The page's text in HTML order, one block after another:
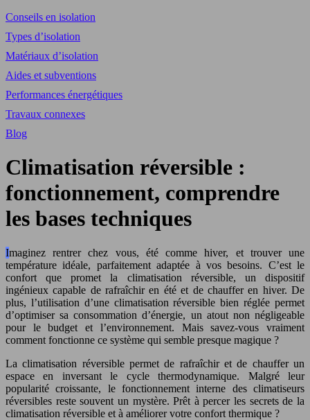
Conseils en isolation
Types d’isolation
Matériaux d’isolation
Aides et subventions
Performances énergétiques
Travaux connexes
Blog
Climatisation réversible :
fonctionnement, comprendre
les bases techniques
Imaginez rentrer chez vous, été comme hiver, et trouver une
température idéale, parfaitement adaptée à vos besoins. C’est le
confort que promet la climatisation réversible, un dispositif
ingénieux capable de rafraîchir en été et de chauffer en hiver. De
plus, l’utilisation d’une climatisation réversible bien réglée permet
d’optimiser sa consommation d’énergie, un atout non négligeable
pour le budget et l’environnement. Mais savez-vous vraiment
comment fonctionne ce système qui semble presque magique ?
La climatisation réversible permet de rafraîchir et de chauffer un
espace en inversant le cycle thermodynamique. Malgré leur
popularité croissante, le fonctionnement interne des climatiseurs
réversibles reste souvent un mystère. Prêt à percer les secrets de la
climatisation réversible et à améliorer votre confort thermique ?